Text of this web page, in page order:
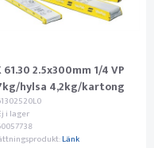
61.30 2.5x300mm 1/4 VP
hylsa 4,2kg/kartong
i lager
Länk